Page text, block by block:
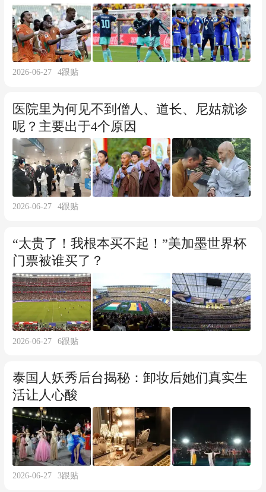
2026-06-27 4跟贴
医院里为何见不到僧人、道长、尼姑就诊
呢？主要出于4个原因
2026-06-27 4跟贴
“太贵了！我根本买不起！”美加墨世界杯
门票被谁买了？
2026-06-27 6跟贴
泰国人妖秀后台揭秘：卸妆后她们真实生
活让人心酸
2026-06-27 3跟贴